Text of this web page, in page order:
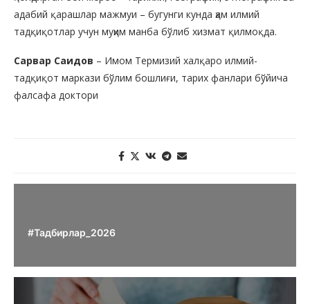
адабий қарашлар мажмуи – бугунги кунда ҳам илмий
тадқиқотлар учун муҳим манба бўлиб хизмат қилмоқда.
Сарвар Саидов – Имом Термизий халқаро илмий-
тадқиқот маркази бўлим бошлиғи, тарих фанлари бўйича
фалсафа доктори
#Тадбирлар_2026